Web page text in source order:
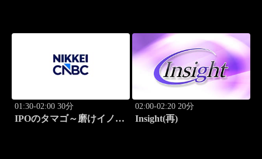
01:30-02:00 30分
IPOのタマゴ～磨けイノベ
02:00-02:20 20分
Insight(再)